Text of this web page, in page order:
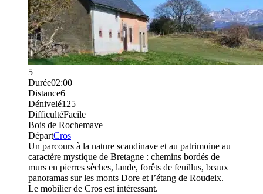
5
Durée02:00
Distance6
Dénivelé125
DifficultéFacile
Bois de Rochemave
DépartCros
Un parcours à la nature scandinave et au patrimoine au
caractère mystique de Bretagne : chemins bordés de
murs en pierres sèches, lande, forêts de feuillus, beaux
panoramas sur les monts Dore et l’étang de Roudeix.
Le mobilier de Cros est intéressant.